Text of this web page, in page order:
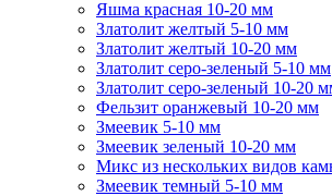
Яшма красная 10-20 мм
Златолит желтый 5-10 мм
Златолит желтый 10-20 мм
Златолит серо-зеленый 5-10 мм
Златолит серо-зеленый 10-20
Фельзит оранжевый 10-20 мм
Змеевик 5-10 мм
Змеевик зеленый 10-20 мм
Микс из нескольких видов
Змеевик темный 5-10 мм